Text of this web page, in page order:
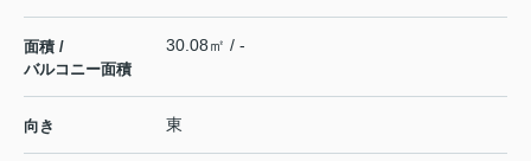
面積 /
バルコニー面積
30.08㎡ / -
向き 東